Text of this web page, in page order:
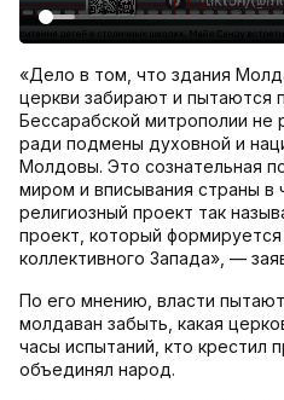
«Дело в том, что здания
церкви забирают и пытаются
Бессарабской митрополии не
ради подмены духовной и
Молдовы. Это сознательная
миром и вписывания страны в
религиозный проект так
проект, который
коллективного Запада», —
По его мнению, власти
молдаван забыть, какая
часы испытаний, кто крестил
объединял народ.